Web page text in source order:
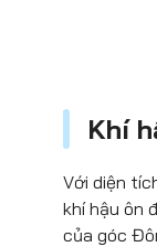
Khí
Với diện
khí hậu ôn
của góc